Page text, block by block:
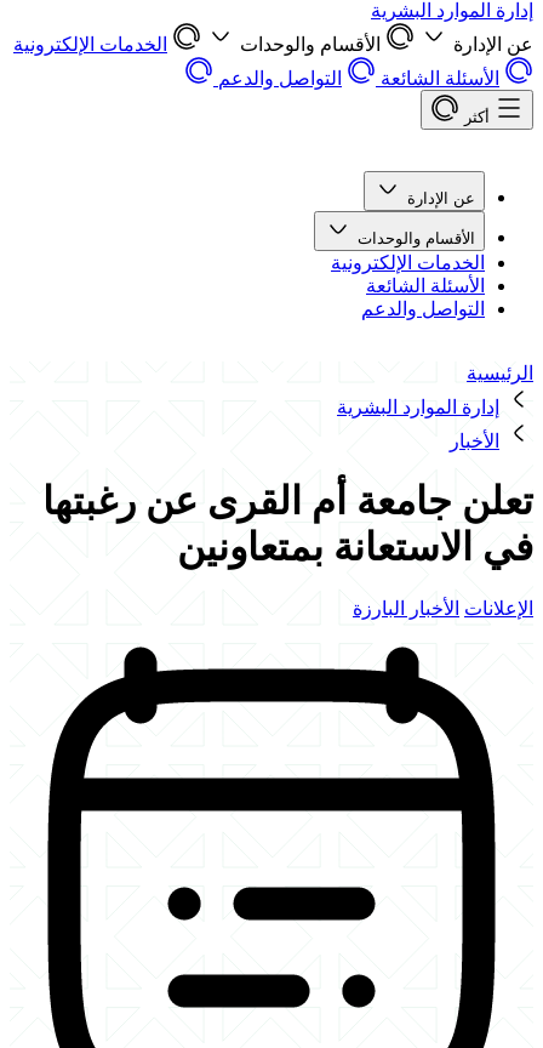
إدارة الموارد البشرية
عن الإدارة
الأقسام والوحدات
الخدمات الإلكترونية
الأسئلة الشائعة
التواصل والدعم
أكثر
عن الإدارة
الأقسام والوحدات
الخدمات الإلكترونية
الأسئلة الشائعة
التواصل والدعم
الرئيسية
إدارة الموارد البشرية
الأخبار
تعلن جامعة أم القرى عن رغبتها
في الاستعانة بمتعاونين
الإعلانات الأخبار البارزة